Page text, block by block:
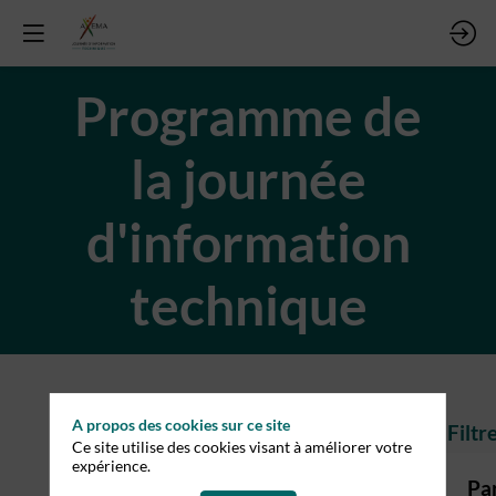
Programme de
la journée
d'information
technique
Toutes les
Conférences
A propos des cookies sur ce site
Ce site utilise des cookies visant à améliorer votre
expérience.